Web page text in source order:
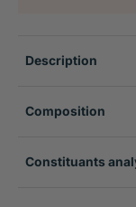
Description
Composition
Constituants